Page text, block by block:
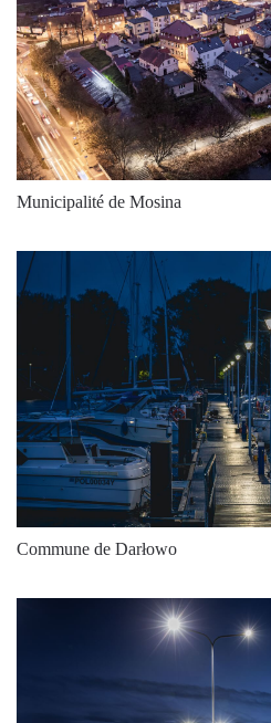
39
39 6900
44 6925
44 7525
47 7350
50 7800
50 8575
52 8075
52 9000
61 9300
61 10250
9875
10525
11350
Municipalité de Mosina
Commune de Darłowo